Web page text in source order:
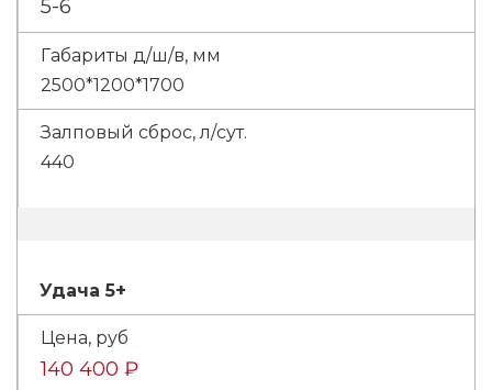
5-6
2500*1200*1700
440
Удача 5+
140 400 ₽